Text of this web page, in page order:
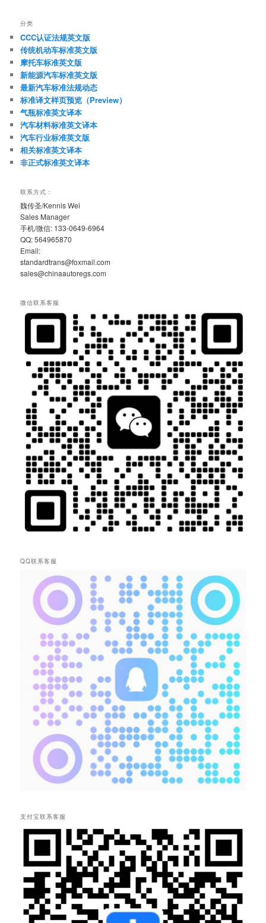
分类
CCC认证法规英文版
传统机动车标准英文版
摩托车标准英文版
新能源汽车标准英文版
最新汽车标准法规动态
标准译文样页预览（Preview）
气瓶标准英文译本
汽车材料标准英文译本
汽车行业标准英文版
相关标准英文译本
非正式标准英文译本
联系方式：
魏传圣/Kennis Wei
Sales Manager
手机/微信: 133-0649-6964
QQ: 564965870
Email:
standardtrans@foxmail.com
sales@chinaautoregs.com
微信联系客服
QQ联系客服
支付宝联系客服